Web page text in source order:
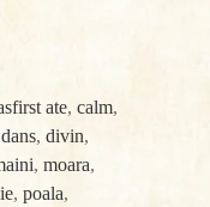
ate, calm,
dans, divin,
, moara,
, poala,